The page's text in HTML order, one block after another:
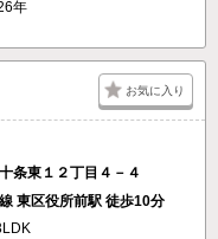
年
お気に入り
条東１２丁目４－４
東区役所前駅 徒歩10分